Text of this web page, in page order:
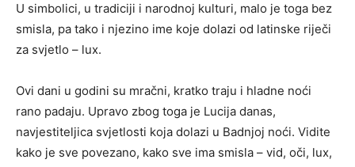
U simbolici, u tradiciji i narodnoj kulturi, malo je toga bez
smisla, pa tako i njezino ime koje dolazi od latinske riječi
za svjetlo – lux.
Ovi dani u godini su mračni, kratko traju i hladne noći
rano padaju. Upravo zbog toga je Lucija danas,
navjestiteljica svjetlosti koja dolazi u Badnjoj noći. Vidite
kako je sve povezano, kako sve ima smisla – vid, oči, lux,